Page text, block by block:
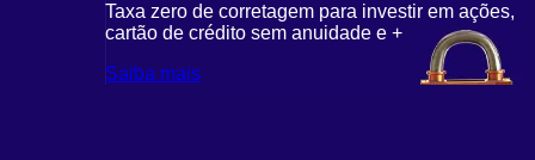
Taxa zero de corretagem para investir em ações,
cartão de crédito sem anuidade e +
Saiba mais